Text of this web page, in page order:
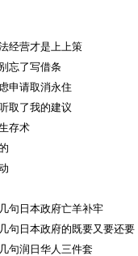
经营才是上上策
忘了写借条
申请取消永住
取了我的建议
存术
句日本政府亡羊补牢
句日本政府的既要又要还要
句润日华人三件套